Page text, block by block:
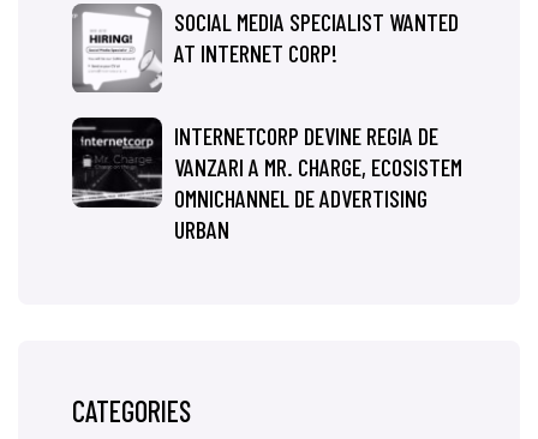
SOCIAL MEDIA SPECIALIST WANTED
AT INTERNET CORP!
INTERNETCORP DEVINE REGIA DE
VANZARI A MR. CHARGE, ECOSISTEM
OMNICHANNEL DE ADVERTISING
URBAN
CATEGORIES